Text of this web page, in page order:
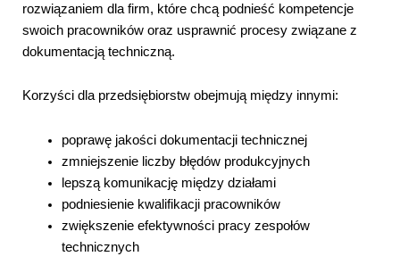
rozwiązaniem dla firm, które chcą podnieść kompetencje
swoich pracowników oraz usprawnić procesy związane z
dokumentacją techniczną.
Korzyści dla przedsiębiorstw obejmują między innymi:
poprawę jakości dokumentacji technicznej
zmniejszenie liczby błędów produkcyjnych
lepszą komunikację między działami
podniesienie kwalifikacji pracowników
zwiększenie efektywności pracy zespołów
technicznych